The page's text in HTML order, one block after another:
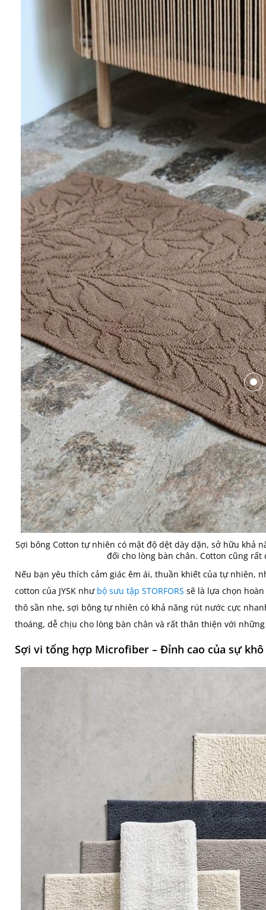
Sợi bông Cotton tự nhiên có mật độ dệt dày dặn, sở hữu khả
đối cho lòng bàn chân. Cotton cũng rất
Nếu bạn yêu thích cảm giác êm ái, thuần khiết của tự nhiên,
cotton của JYSK như bộ sưu tập STORFORS sẽ là lựa chọn
thô sần nhẹ, sợi bông tự nhiên có khả năng rút nước cực
thoáng, dễ chịu cho lòng bàn chân và rất thân thiện với
Sợi vi tổng hợp Microfiber – Đỉnh cao của sự